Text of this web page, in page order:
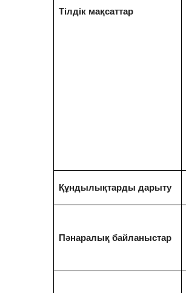
Тілдік мақсаттар
Құндылықтарды дарыту
Пәнаралық байланыстар